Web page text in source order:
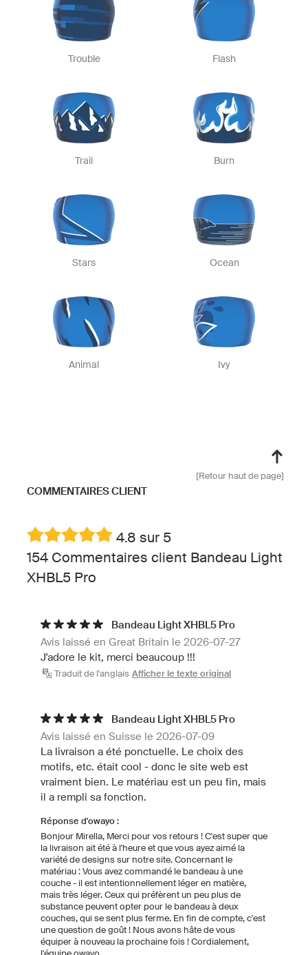
Trouble Flash
Trail Burn
Stars Ocean
Animal Ivy
[Retour haut de page]
COMMENTAIRES CLIENT
4.8 sur 5
154 Commentaires client Bandeau Light
XHBL5 Pro
Bandeau Light XHBL5 Pro
Avis laissé en Great Britain le 2026-07-27
J'adore le kit, merci beaucoup !!!
Traduit de l'anglais Afficher le texte original
Bandeau Light XHBL5 Pro
Avis laissé en Suisse le 2026-07-09
La livraison a été ponctuelle. Le choix des
motifs, etc. était cool - donc le site web est
vraiment bien. Le matériau est un peu fin, mais
il a rempli sa fonction.
Réponse d'owayo :
Bonjour Mirella, Merci pour vos retours ! C'est super que
la livraison ait été à l'heure et que vous ayez aimé la
variété de designs sur notre site. Concernant le
matériau : Vous avez commandé le bandeau à une
couche - il est intentionnellement léger en matière,
mais très léger. Ceux qui préfèrent un peu plus de
substance peuvent opter pour le bandeau à deux
couches, qui se sent plus ferme. En fin de compte, c'est
une question de goût ! Nous avons hâte de vous
équiper à nouveau la prochaine fois ! Cordialement,